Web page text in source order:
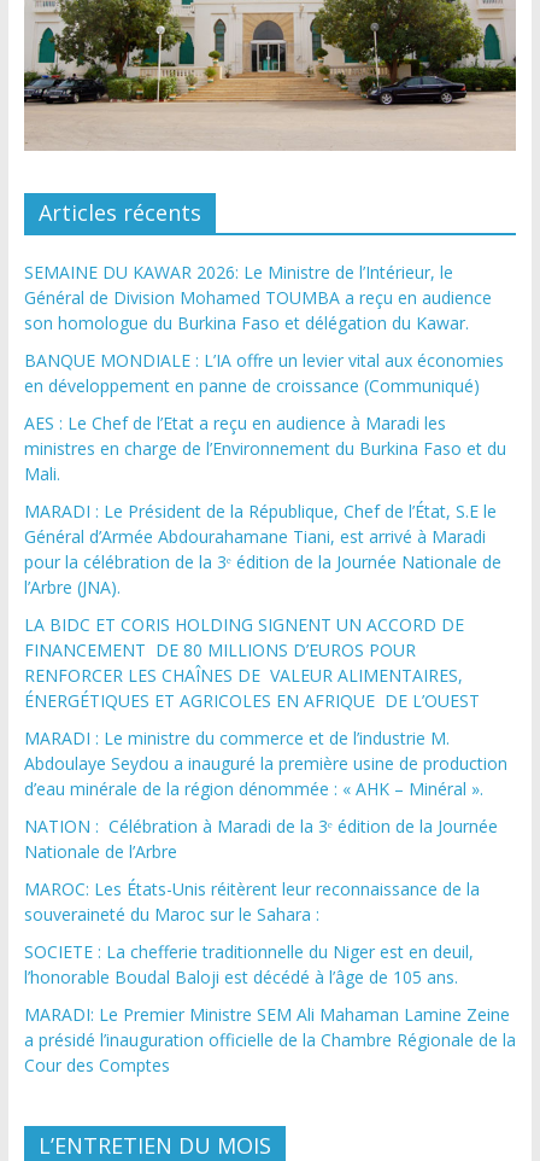
Articles récents
SEMAINE DU KAWAR 2026: Le Ministre de l’Intérieur, le
Général de Division Mohamed TOUMBA a reçu en audience
son homologue du Burkina Faso et délégation du Kawar.
BANQUE MONDIALE : L’IA offre un levier vital aux économies
en développement en panne de croissance (Communiqué)
AES : Le Chef de l’Etat a reçu en audience à Maradi les
ministres en charge de l’Environnement du Burkina Faso et du
Mali.
MARADI : Le Président de la République, Chef de l’État, S.E le
Général d’Armée Abdourahamane Tiani, est arrivé à Maradi
pour la célébration de la 3ᵉ édition de la Journée Nationale de
l’Arbre (JNA).
LA BIDC ET CORIS HOLDING SIGNENT UN ACCORD DE
FINANCEMENT DE 80 MILLIONS D’EUROS POUR
RENFORCER LES CHAÎNES DE VALEUR ALIMENTAIRES,
ÉNERGÉTIQUES ET AGRICOLES EN AFRIQUE DE L’OUEST
MARADI : Le ministre du commerce et de l’industrie M.
Abdoulaye Seydou a inauguré la première usine de production
d’eau minérale de la région dénommée : « AHK – Minéral ».
NATION : Célébration à Maradi de la 3ᵉ édition de la Journée
Nationale de l’Arbre
MAROC: Les États-Unis réitèrent leur reconnaissance de la
souveraineté du Maroc sur le Sahara :
SOCIETE : La chefferie traditionnelle du Niger est en deuil,
l’honorable Boudal Baloji est décédé à l’âge de 105 ans.
MARADI: Le Premier Ministre SEM Ali Mahaman Lamine Zeine
a présidé l’inauguration officielle de la Chambre Régionale de la
Cour des Comptes
L’ENTRETIEN DU MOIS